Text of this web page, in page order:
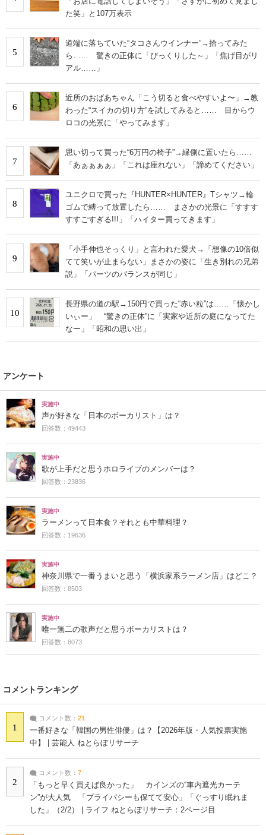
た笑」と107万表示
5
道端に落ちていた“タコさんウインナー”→拾ってみた
ら…… 驚きの正体に「びっくりした～」「焦げ目がリ
アル……」
6
近所のおばあちゃん「こう切ると食べやすいよ〜」→教
わった“スイカの切り方”を試してみると…… 目からウ
ロコの光景に「やってみます」
7
思い切って買った“6万円の椅子”→縁側に置いたら……
「あぁぁぁぁ」「これは座れない」「諦めてください」
8
ユニクロで買った『HUNTER×HUNTER』Tシャツ→輪
ゴムで縛って放置したら…… まさかの光景に「すすす
すすごすぎる!!!」「ハイター買ってきます」
9
「小手伸也そっくり」と言われた愛犬→「想像の10倍似
てて笑いが止まらない」まさかの姿に「生き別れの兄弟
説」「パーツのバランスが同じ」
10
長野県の道の駅→150円で買った“赤い粒”は……「懐かし
いぃー」 “驚きの正体”に「実家や近所の庭になってた
なー」「昭和の思い出」
アンケート
実施中
声が好きな「日本のボーカリスト」は？
回答数：49443
実施中
歌が上手だと思うホロライブのメンバーは？
回答数：23836
実施中
ラーメンって日本食？それとも中華料理？
回答数：19636
実施中
神奈川県で一番うまいと思う「横浜家系ラーメン店」はどこ？
回答数：8503
実施中
唯一無二の歌声だと思うボーカリストは？
回答数：8073
コメントランキング
1
コメント数： 21
一番好きな「韓国の男性俳優」は？【2026年版・人気投票実施
中】 | 芸能人 ねとらぼリサーチ
2
コメント数： 7
「もっと早く買えば良かった」 カインズの“車内遮光カーテ
ン”が大人気 「プライバシーも保てて安心」「ぐっすり眠れま
した」（2/2） | ライフ ねとらぼリサーチ：2ページ目